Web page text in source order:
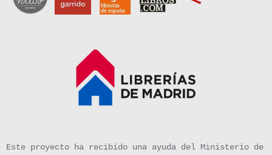
Este proyecto ha recibido una ayuda del Ministerio de